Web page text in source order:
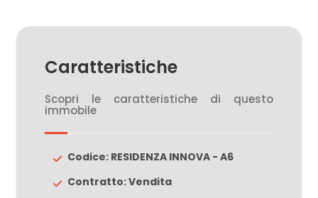
Caratteristiche
Scopri le caratteristiche di questo
immobile
Codice: RESIDENZA INNOVA - A6
Contratto: Vendita
Camere
minime
Qualsiasi